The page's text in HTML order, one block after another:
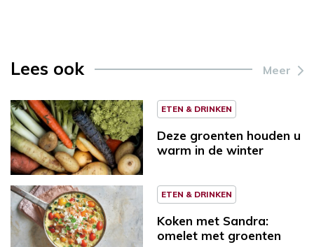
Lees ook Meer
ETEN & DRINKEN
Deze groenten houden u
warm in de winter
ETEN & DRINKEN
Koken met Sandra:
omelet met groenten